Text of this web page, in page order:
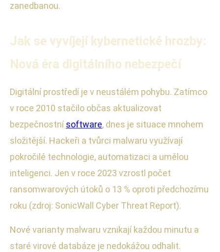
zanedbanou.
Jak se vyvíjejí kybernetické hrozby:
Nová éra digitálního nebezpečí
Digitální prostředí je v neustálém pohybu. Zatímco
v roce 2010 stačilo občas aktualizovat
bezpečnostnísoftware, dnes je situace mnohem
složitější. Hackeři a tvůrci malwaru využívají
pokročilé technologie, automatizaci a umělou
inteligenci. Jen v roce 2023 vzrostl počet
ransomwarových útoků o 13 % oproti předchozímu
roku (zdroj: SonicWall Cyber Threat Report).
Nové varianty malwaru vznikají každou minutu a
staré virové databáze je nedokážou odhalit.